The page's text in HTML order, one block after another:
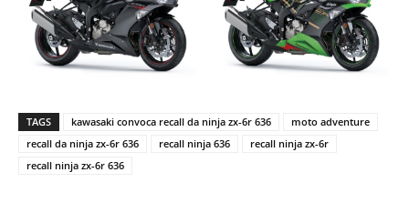
TAGS kawasaki convoca recall da ninja zx-6r 636
moto adventure
recall da ninja zx-6r 636
recall ninja 636
recall ninja zx-6r
recall ninja zx-6r 636